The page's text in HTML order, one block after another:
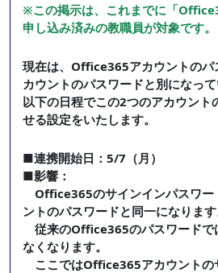
※この掲示は、これまでに「
申し込み済みの教職員が対象です。
現在は、Office365アカウントのパ
カウントのパスワードと別になって
以下の日程でこの2つのアカウント
せる設定をいたします。
■連携開始日：5/7（月）
■影響：
Office365のサインインパスワー
ントのパスワードと同一になります
従来のOffice365のパスワードで
なくなります。
ここではOffice365アカウントの